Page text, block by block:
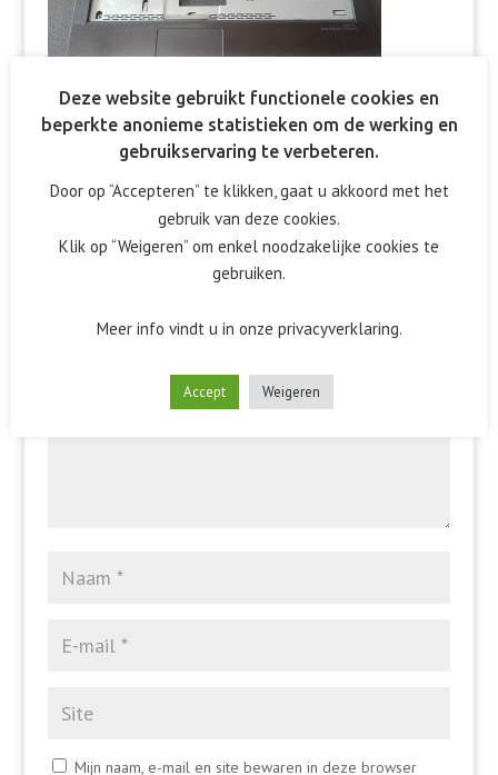
Reactie verzenden
Het e-mailadres wordt niet gepubliceerd.
Mijn naam, e-mail en site bewaren in deze browser
Deze website gebruikt functionele cookies en
beperkte anonieme statistieken om de werking en
gebruikservaring te verbeteren.
Door op “Accepteren” te klikken, gaat u akkoord met het
gebruik van deze cookies.
Klik op “Weigeren” om enkel noodzakelijke cookies te
gebruiken.
Meer info vindt u in onze privacyverklaring.
Accept Weigeren